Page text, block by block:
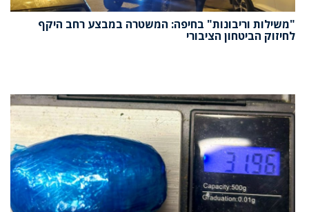
"משילות וריבונות" בחיפה: המשטרה במבצע רחב היקף
לחיזוק הביטחון הציבורי